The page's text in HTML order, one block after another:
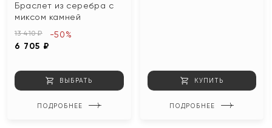
Браслет из серебра с
миксом камней
13 410 ₽
6 705 ₽
-50%
ВЫБРАТЬ
ПОДРОБНЕЕ
КУПИТЬ
ПОДРОБНЕЕ